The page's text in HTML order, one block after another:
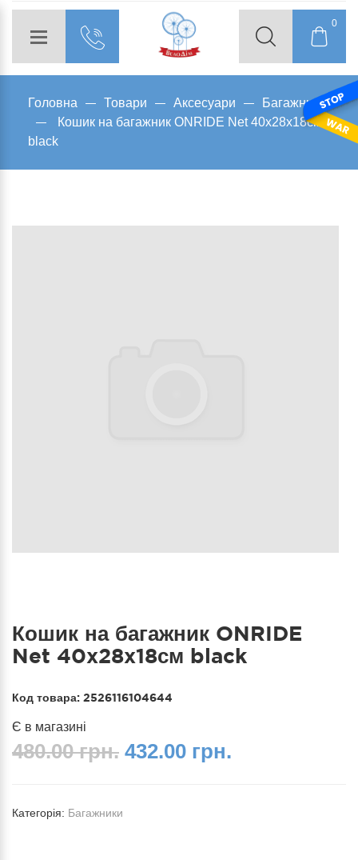
0
Головна Товари Аксесуари
Багажники
Кошик на багажник ONRIDE Net 40x28x18см
black
Кошик на багажник ONRIDE
Net 40x28x18см black
Код товара: 2526116104644
Є в магазині
480.00 грн. 432.00 грн.
Категорія: Багажники